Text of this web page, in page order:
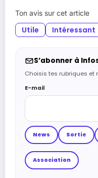
Ton avis sur cet article
Utile Intéressant
S’abonner à
Choisis tes rubriques et
E-mail
News Sortie
Association